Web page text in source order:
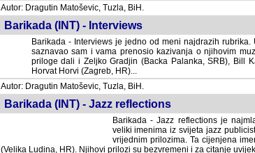
Autor: Dragutin Matoševic, Tuzla, BiH.
Barikada (INT) - Interviews
Barikada - Interviews je jedno od meni najdrazih
saznavao sam i vama prenosio kazivanja o njihovim
priloge dali i Zeljko Gradjin (Backa Palanka, SRB), Bill
Horvat Horvi (Zagreb, HR)...
Autor: Dragutin Matoševic, Tuzla, BiH.
Barikada (INT) - Jazz reflections
Barikada - Jazz reflections je
imenima iz svijeta jazz
vrijednim prilozima. Ta cijenjena
(Velika Ludina, HR). Njihovi prilozi su bezvremeni i za citanje